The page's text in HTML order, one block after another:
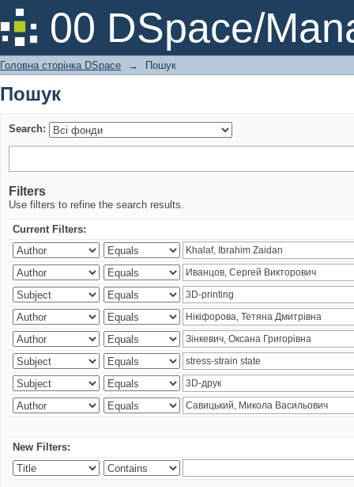
00 DSpace/
Пошук
Головна сторінка DSpace → Пошук
Пошук
Search:
Filters
Use filters to refine the search results.
Current Filters:
New Filters: